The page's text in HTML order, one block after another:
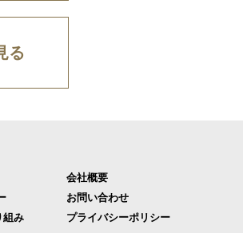
る
組み
会社概要
お問い合わせ
プライバシーポリシー